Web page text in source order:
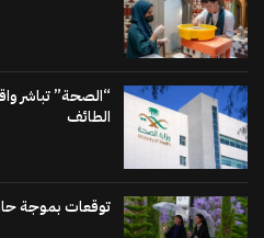
“الصحة” تباشر
الطائف
توقعات بموجة